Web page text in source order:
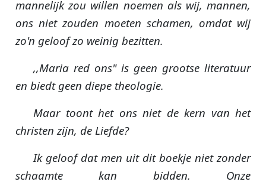
mannelijk zou willen noemen als wij, mannen,
ons niet zouden moeten schamen, omdat wij
zo'n geloof zo weinig bezitten.
,,Maria red ons" is geen grootse literatuur
en biedt geen diepe theologie.
Maar toont het ons niet de kern van het
christen zijn, de Liefde?
Ik geloof dat men uit dit boekje niet zonder
schaamte kan bidden. Onze